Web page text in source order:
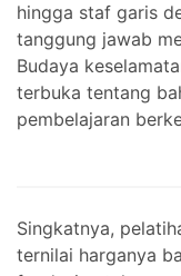
hingga staf garis
tanggung jawab
Budaya
terbuka tentang
pembelajaran
Singkatnya,
ternilai harganya